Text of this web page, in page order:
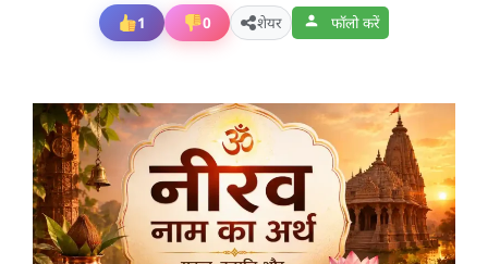
1 0 शेयर फॉलो करें